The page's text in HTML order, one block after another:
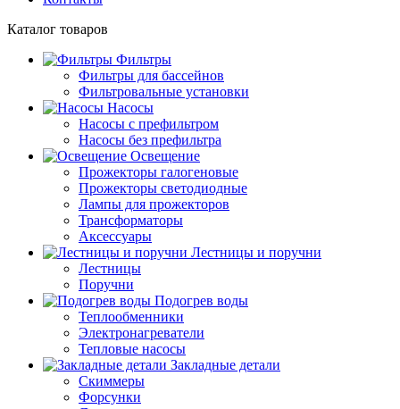
Каталог товаров
Фильтры
Фильтры для бассейнов
Фильтровальные установки
Насосы
Насосы с префильтром
Насосы без префильтра
Освещение
Прожекторы галогеновые
Прожекторы светодиодные
Лампы для прожекторов
Трансформаторы
Аксессуары
Лестницы и поручни
Лестницы
Поручни
Подогрев воды
Теплообменники
Электронагреватели
Тепловые насосы
Закладные детали
Скиммеры
Форсунки